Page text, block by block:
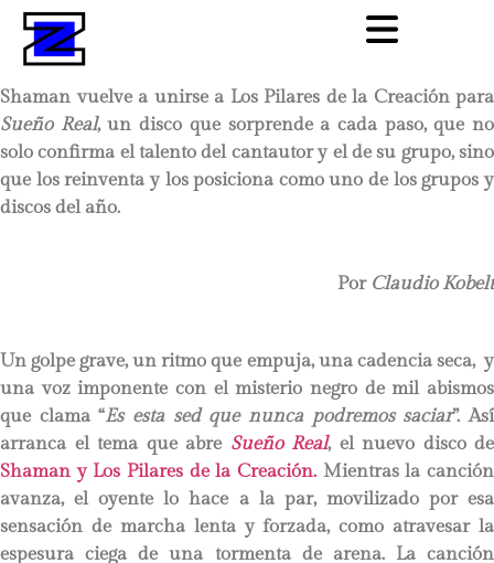
Shaman vuelve a unirse a Los Pilares de la Creación para
Sueño Real, un disco que sorprende a cada paso, que no
solo confirma el talento del cantautor y el de su grupo, sino
que los reinventa y los posiciona como uno de los grupos y
discos del año.
Por Claudio Kobelt
Un golpe grave, un ritmo que empuja, una cadencia seca, y
una voz imponente con el misterio negro de mil abismos
que clama “Es esta sed que nunca podremos saciar”. Así
arranca el tema que abre Sueño Real, el nuevo disco de
Shaman y Los Pilares de la Creación. Mientras la canción
avanza, el oyente lo hace a la par, movilizado por esa
sensación de marcha lenta y forzada, como atravesar la
espesura ciega de una tormenta de arena. La canción